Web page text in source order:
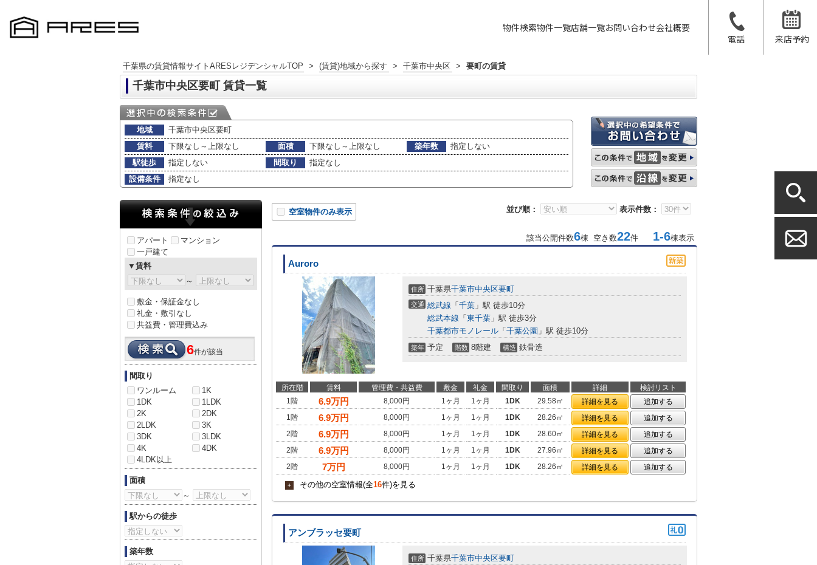
物件検索物件一覧店舗一覧お問い合わせ会社概要
電話
来店予約
千葉県の賃貸情報サイトARESレジデンシャルTOP > (賃貸)地域から探す > 千葉市中央区 > 要町の賃貸
千葉市中央区要町 賃貸一覧
地域
千葉市中央区要町
賃料
下限なし～上限なし 面積 下限なし～上限なし 築年数
指定しない
駅徒歩
指定しない 間取り
指定なし
設備条件
指定なし
並び順： 表示件数：
空室物件のみ表示
該当公開件数6棟 空き数22件 1-6棟表示
Auroro
住所 千葉県千葉市中央区要町
交通 総武線 「 千葉 」駅 徒歩10分
総武本線 「 東千葉 」駅 徒歩3分
千葉都市モノレール 「 千葉公園 」駅 徒歩10分
築年 予定 階数 8階建 構造 鉄骨造
所在階 賃料 管理費・共益費 敷金 礼金 間取り 面積 詳細
検討リスト
1階
6.9万円 8,000円 1ヶ月 1ヶ月 1DK 29.58㎡ 詳細を見る
追加する
1階
6.9万円 8,000円 1ヶ月 1ヶ月 1DK 28.26㎡ 詳細を見る
追加する
2階
6.9万円 8,000円 1ヶ月 1ヶ月 1DK 28.60㎡ 詳細を見る
追加する
2階
6.9万円 8,000円 1ヶ月 1ヶ月 1DK 27.96㎡ 詳細を見る
追加する
2階
7万円 8,000円 1ヶ月 1ヶ月 1DK 28.26㎡ 詳細を見る 追加する
+ その他の空室情報(全16件)を見る
アンブラッセ要町
住所 千葉県千葉市中央区要町
アパート
マンション
一戸建て
▼賃料
～
敷金・保証金なし
礼金・敷引なし
共益費・管理費込み
6件が該当
間取り
ワンルーム
1K
1DK
1LDK
2K
2DK
2LDK
3K
3DK
3LDK
4K
4DK
4LDK以上
面積
～
駅からの徒歩
築年数